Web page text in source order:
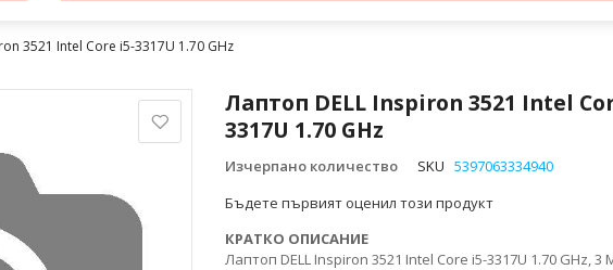
3521 Intel Core i5-3317U 1.70 GHz
Лаптоп DELL Inspiron 3521 Intel
3317U 1.70 GHz
Изчерпано количество SKU 5397063334940
Бъдете първият оценил този продукт
КРАТКО ОПИСАНИЕ
Лаптоп DELL Inspiron 3521 Intel Core i5-3317U 1.70 GHz, 3